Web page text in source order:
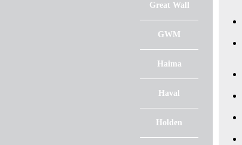
Great Wall
GWM
Haima
Haval
Holden